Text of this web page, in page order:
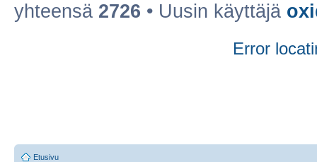
yhteensä 2726 • Uusin käyttäjä
Error
Etusivu